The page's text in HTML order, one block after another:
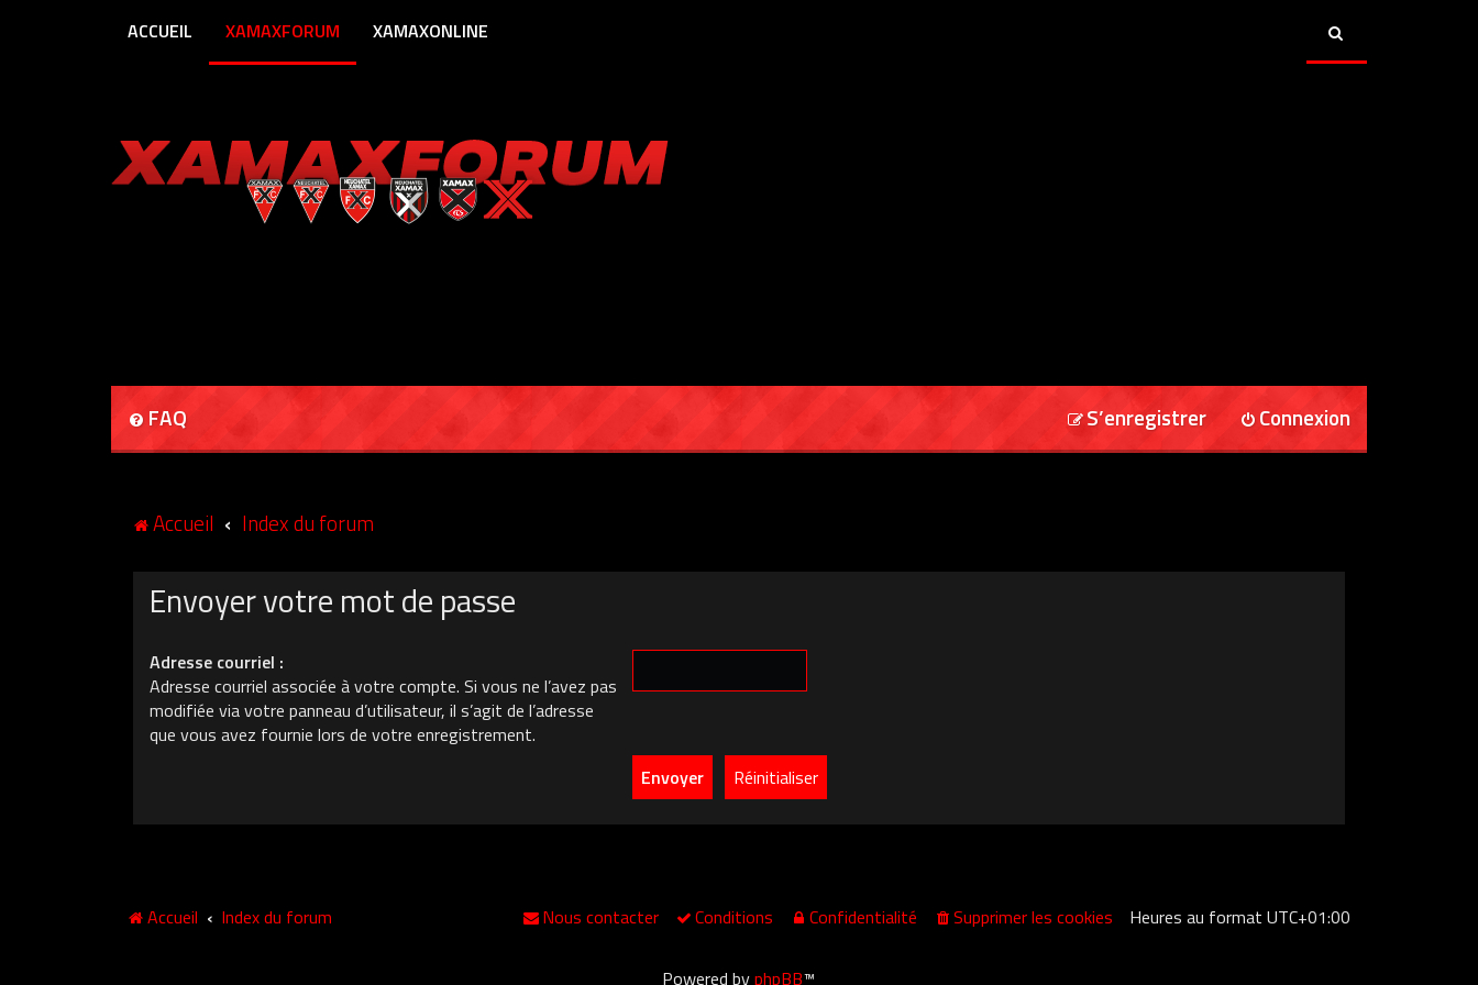
ACCUEIL XAMAXFORUM XAMAXONLINE
FAQ Connexion
S’enregistrer
Accueil Index du forum
Envoyer votre mot de passe
Adresse courriel :
Adresse courriel associée à votre compte. Si vous ne l’avez pas
modifiée via votre panneau d’utilisateur, il s’agit de l’adresse
que vous avez fournie lors de votre enregistrement.
Accueil Index du forum Heures au formatUTC+01:00
Supprimer les cookies
Confidentialité
Conditions
Nous contacter
Powered byphpBB™